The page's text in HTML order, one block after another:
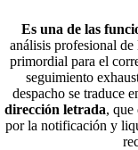
Es una de las
análisis profesional
primordial para el
seguimiento
despacho se traduce
dirección letrada, que
por la notificación y